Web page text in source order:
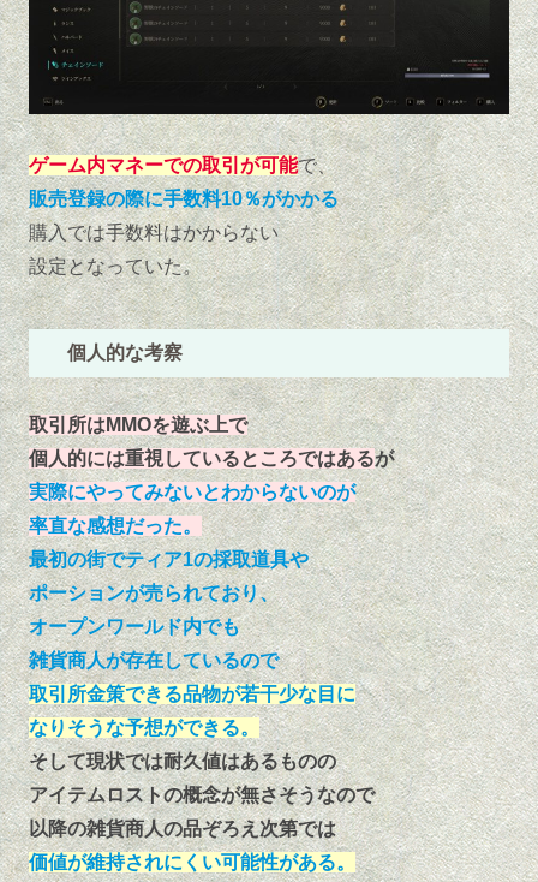
ゲーム内マネーでの取引が可能で、
販売登録の際に手数料10％がかかる
購入では手数料はかからない
設定となっていた。
個人的な考察
取引所はMMOを遊ぶ上で
個人的には重視しているところではあるが
実際にやってみないとわからないのが
率直な感想だった。
最初の街でティア1の採取道具や
ポーションが売られており、
オープンワールド内でも
雑貨商人が存在しているので
取引所金策できる品物が若干少な目に
なりそうな予想ができる。
そして現状では耐久値はあるものの
アイテムロストの概念が無さそうなので
以降の雑貨商人の品ぞろえ次第では
価値が維持されにくい可能性がある。